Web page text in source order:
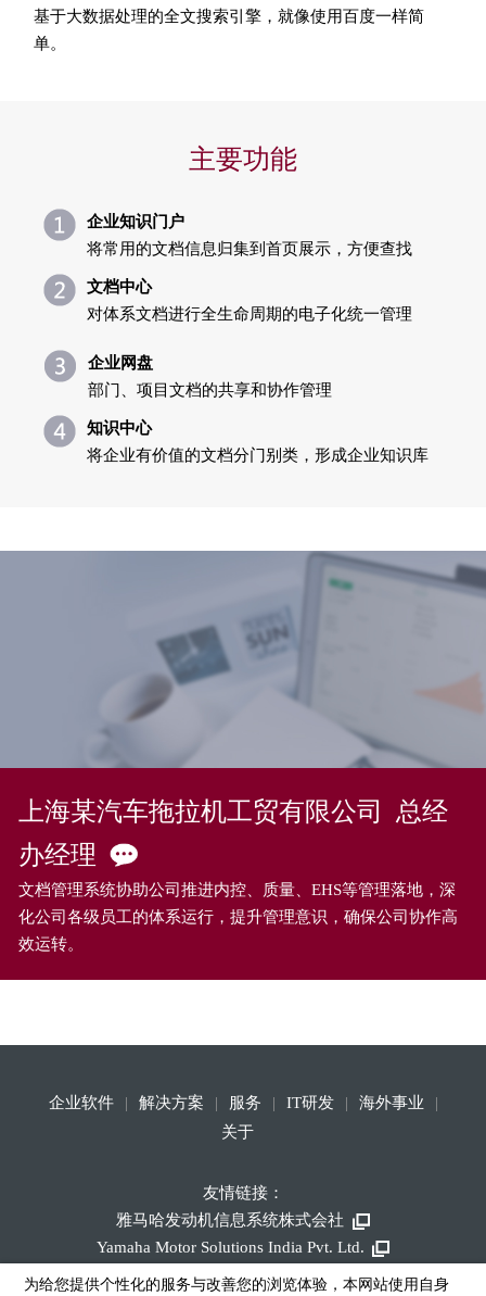
基于大数据处理的全文搜索引擎，就像使用百度一样简
单。
主要功能
企业知识门户
将常用的文档信息归集到首页展示，方便查找
文档中心
对体系文档进行全生命周期的电子化统一管理
企业网盘
部门、项目文档的共享和协作管理
知识中心
将企业有价值的文档分门别类，形成企业知识库
上海某汽车拖拉机工贸有限公司 总经
办经理
文档管理系统协助公司推进内控、质量、EHS等管理落地，深
化公司各级员工的体系运行，提升管理意识，确保公司协作高
效运转。
企业软件 解决方案 服务 IT研发
海外事业
关于
友情链接：
雅马哈发动机信息系统株式会社
Yamaha Motor Solutions India Pvt. Ltd.
© 雅马哈发动机（厦门）信息系统有限公司
为给您提供个性化的服务与改善您的浏览体验，本网站使用自身